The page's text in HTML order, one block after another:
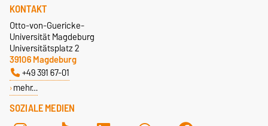
SOZIALE MEDIEN
KONTAKT
Otto-von-Guericke-
Universität Magdeburg
Universitätsplatz 2
39106 Magdeburg
+49 391 67-01
mehr…